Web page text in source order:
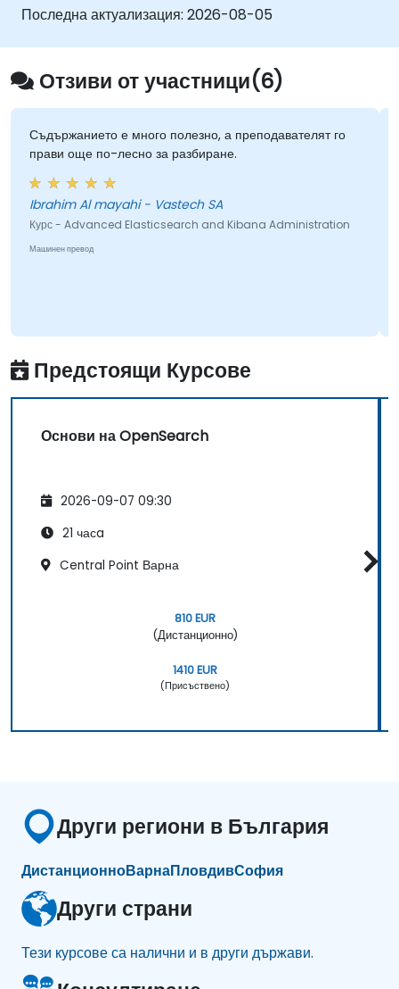
Последна актуализация: 2026-08-05
Отзиви от участници(6)
Съдържанието е много полезно, а преподавателят го
прави още по-лесно за разбиране.
Ibrahim Al mayahi - Vastech SA
Курс - Advanced Elasticsearch and Kibana Administration
Машинен превод
Предстоящи Курсове
Основи на OpenSearch
2026-09-07 09:30
21 часa
Central Point Варна
810 EUR
(Дистанционно)
1410 EUR
(Присъствено)
Други региони в България
ДистанционноВарнаПловдивСофия
Други страни
Тези курсове са налични и в други държави.